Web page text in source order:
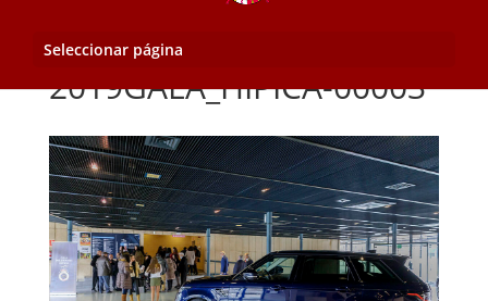
Seleccionar página
2019GALA_HIPICA-00003